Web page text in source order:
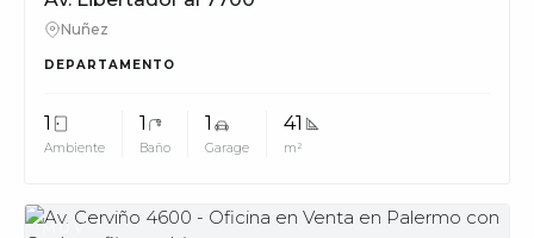
Nuñez
DEPARTAMENTO
1
Ambiente
1
Baño
1
Garage
41
m²
MUV